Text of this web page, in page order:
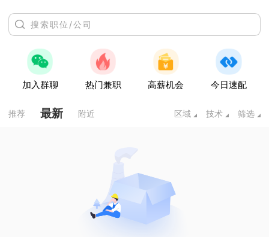
加入群聊 热门兼职 高薪机会 今日速配
推荐 最新 附近 区域 技术 筛选